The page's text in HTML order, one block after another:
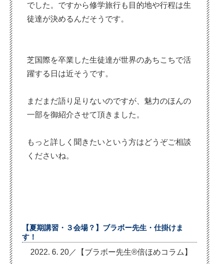
でした。ですから修学旅行も目的地や行程は生
徒達が決めるんだそうです。
芝国際を卒業した生徒達が世界のあちこちで活
躍する日は近そうです。
まだまだ語り足りないのですが、魅力のほんの
一部を御紹介させて頂きました。
もっと詳しく聞きたいという方はどうぞご相談
くださいね。
【夏期講習・３会場？】ブラボー先生・仕掛けま
す！
2022. 6. 20／【ブラボー先生®倍ほめコラム】